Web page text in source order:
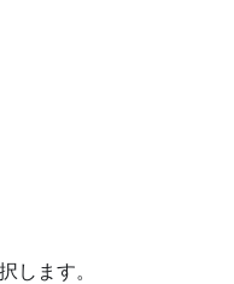
します。